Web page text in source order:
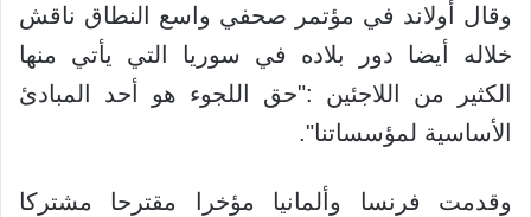
وقال أولاند في مؤتمر صحفي واسع النطاق ناقش
خلاله أيضا دور بلاده في سوريا التي يأتي منها
الكثير من اللاجئين :"حق اللجوء هو أحد المبادئ
الأساسية لمؤسساتنا".
وقدمت فرنسا وألمانيا مؤخرا مقترحا مشتركا